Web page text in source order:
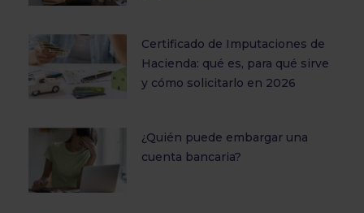
Certificado de Imputaciones de
Hacienda: qué es, para qué sirve
y cómo solicitarlo en 2026
¿Quién puede embargar una
cuenta bancaria?